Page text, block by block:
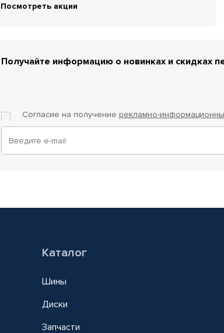
Посмотреть акции
Получайте информацию о новинках и скидках
Согласие на получение рекламно-
Каталог
Шины
Диски
Запчасти